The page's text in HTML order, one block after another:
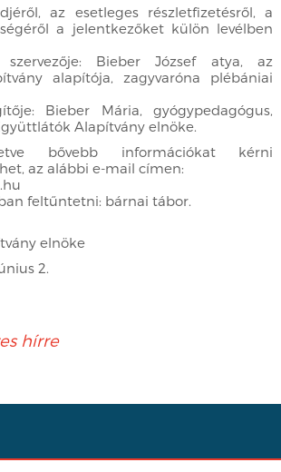
az esetleges részletfizetésről, a
a jelentkezőket külön levélben
Bieber József atya, az
alapítója, zagyvaróna plébániai
Bieber Mária, gyógypedagógus,
Alapítvány elnöke.
bővebb információkat kérni
az alábbi e-mail címen:
feltűntetni: bárnai tábor.
elnöke
2.
hírre